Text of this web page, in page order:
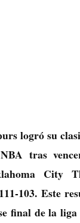
logró su
tras
City
103. Este
final de la